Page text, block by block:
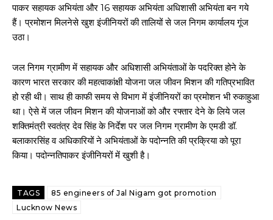
पाकर सहायक अभियंता और 16 सहायक अभियंता अधिशासी अभियंता बन गये
हैं। प्रमोशन मिलनेसे खुश इंजीनियरों की तालियों से जल निगम कार्यालय गूंज
उठा।
जल निगम ग्रामीण में सहायक और अधिशासी अभियंताओं के पदरिक्त होने के
कारण भारत सरकार की महत्वाकांक्षी योजना जल जीवन मिशन की गतिप्रभावित
हो रही थी। साथ ही काफी समय से विभाग में इंजीनियरों का प्रमोशन भी रुकाहुआ
था। ऐसे में जल जीवन मिशन की योजनाओं को और रफ्तार देने के लिये जल
शक्तिमंत्री स्वतंत्र देव सिंह के निर्देश पर जल निगम ग्रामीण के एमडी डॉ.
बलाकारसिंह व अधिकारियों ने अभियंताओं के पदोन्नति की प्रक्रिया को पूरा
किया। पदोन्नतिपाकर इंजीनियरों में खुशी है।
TAGS
85 engineers of Jal Nigam got promotion
Lucknow News